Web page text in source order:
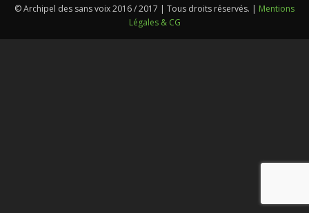
© Archipel des sans voix 2016 / 2017 | Tous droits réservés. | Mentions
Légales & CG